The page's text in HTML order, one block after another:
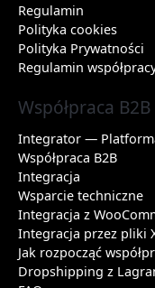
Regulamin
Polityka cookies
Polityka Prywatności
Regulamin
Współpraca B2B
Integrator —
Współpraca B2B
Integracja
Wsparcie techniczne
Integracja z
Integracja przez pliki
Jak rozpocząć
Dropshipping z